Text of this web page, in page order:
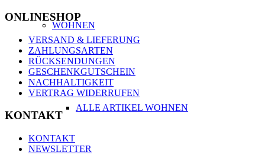
WOHNEN
ALLE ARTIKEL WOHNEN
ONLINESHOP
VERSAND & LIEFERUNG
ZAHLUNGSARTEN
RÜCKSENDUNGEN
GESCHENKGUTSCHEIN
NACHHALTIGKEIT
VERTRAG WIDERRUFEN
KONTAKT
KONTAKT
NEWSLETTER